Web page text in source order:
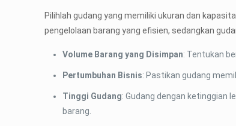
Pilihlah gudang yang memiliki ukuran dan
pengelolaan barang yang efisien, sedangkan
Volume Barang yang Disimpan: Tentukan
Pertumbuhan Bisnis: Pastikan gudang
Tinggi Gudang: Gudang dengan ketinggian
barang.